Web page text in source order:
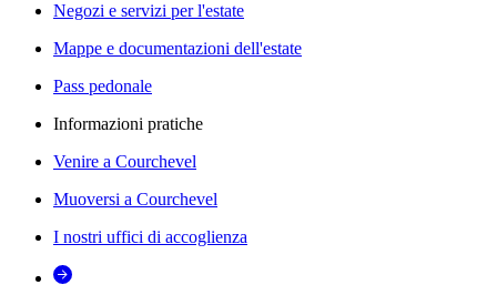
Negozi e servizi per l'estate
Mappe e documentazioni dell'estate
Pass pedonale
Informazioni pratiche
Venire a Courchevel
Muoversi a Courchevel
I nostri uffici di accoglienza